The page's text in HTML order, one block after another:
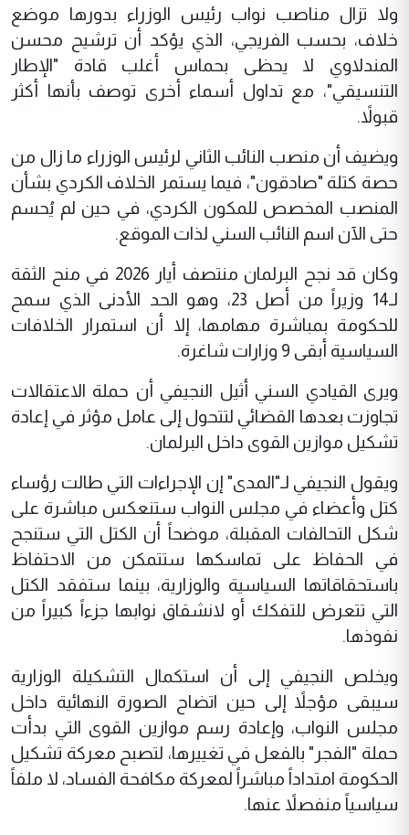
ولا تزال مناصب نواب رئيس الوزراء بدورها موضع
خلاف، بحسب الفريجي، الذي يؤكد أن ترشيح محسن
المندلاوي لا يحظى بحماس أغلب قادة "الإطار
التنسيقي"، مع تداول أسماء أخرى توصف بأنها أكثر
قبولاً.
ويضيف أن منصب النائب الثاني لرئيس الوزراء ما زال من
حصة كتلة "صادقون"، فيما يستمر الخلاف الكردي بشأن
المنصب المخصص للمكون الكردي، في حين لم يُحسم
حتى الآن اسم النائب السني لذات الموقع.
وكان قد نجح البرلمان منتصف أيار 2026 في منح الثقة
لـ14 وزيراً من أصل 23، وهو الحد الأدنى الذي سمح
للحكومة بمباشرة مهامها، إلا أن استمرار الخلافات
السياسية أبقى 9 وزارات شاغرة.
ويرى القيادي السني أثيل النجيفي أن حملة الاعتقالات
تجاوزت بعدها القضائي لتتحول إلى عامل مؤثر في إعادة
تشكيل موازين القوى داخل البرلمان.
ويقول النجيفي لـ"المدى" إن الإجراءات التي طالت رؤساء
كتل وأعضاء في مجلس النواب ستنعكس مباشرة على
شكل التحالفات المقبلة، موضحاً أن الكتل التي ستنجح
في الحفاظ على تماسكها ستتمكن من الاحتفاظ
باستحقاقاتها السياسية والوزارية، بينما ستفقد الكتل
التي تتعرض للتفكك أو لانشقاق نوابها جزءاً كبيراً من
نفوذها.
ويخلص النجيفي إلى أن استكمال التشكيلة الوزارية
سيبقى مؤجلاً إلى حين اتضاح الصورة النهائية داخل
مجلس النواب، وإعادة رسم موازين القوى التي بدأت
حملة "الفجر" بالفعل في تغييرها، لتصبح معركة تشكيل
الحكومة امتداداً مباشراً لمعركة مكافحة الفساد، لا ملفاً
سياسياً منفصلاً عنها.